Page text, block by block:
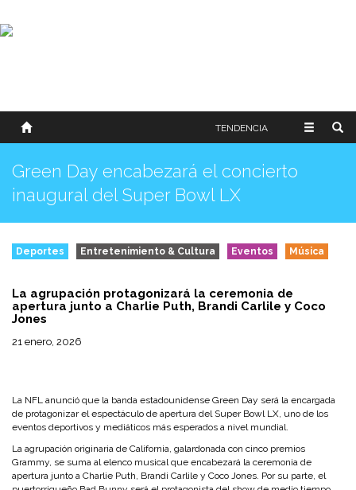
SOBRE NOSOTROS
TENDENCIA
Green Day encabezará el concierto
inaugural del Super Bowl LX
Deportes Entretenimiento & Cultura Eventos Música
La agrupación protagonizará la ceremonia de
apertura junto a Charlie Puth, Brandi Carlile y Coco
Jones
21 enero, 2026
La NFL anunció que la banda estadounidense Green Day será la encargada
de protagonizar el espectáculo de apertura del Super Bowl LX, uno de los
eventos deportivos y mediáticos más esperados a nivel mundial.
La agrupación originaria de California, galardonada con cinco premios
Grammy, se suma al elenco musical que encabezará la ceremonia de
apertura junto a Charlie Puth, Brandi Carlile y Coco Jones. Por su parte, el